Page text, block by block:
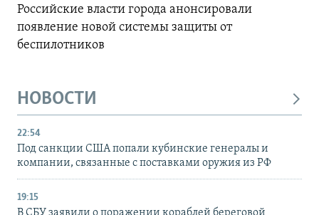
Российские власти города анонсировали
появление новой системы защиты от
беспилотников
НОВОСТИ
22:54
Под санкции США попали кубинские генералы и
компании, связанные с поставками оружия из РФ
19:15